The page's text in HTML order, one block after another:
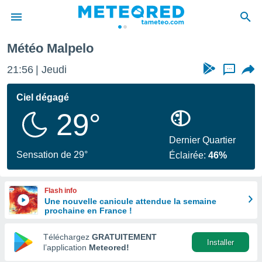
de
en
Météo Malpelo
21:56 Jeudi ...
Ciel dégagé
29°
Sensation de 29°
Dernier Quartier
Éclairée:46%
Flash info
Une nouvelle canicule attendue la semaine
prochaine en France !
Téléchargez GRATUITEMENT
l’application Meteored!
Installer